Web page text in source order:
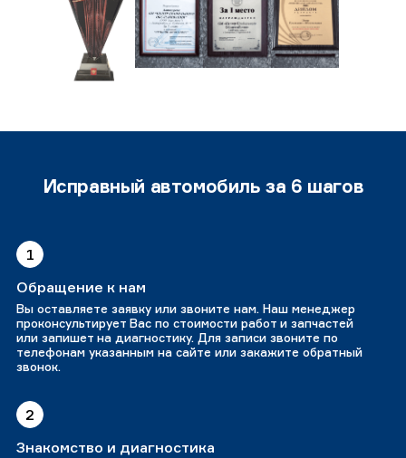
Исправный автомобиль за 6 шагов
1
Обращение к нам
Вы оставляете заявку или звоните нам. Наш менеджер
проконсультирует Вас по стоимости работ и запчастей
или запишет на диагностику. Для записи звоните по
телефонам указанным на сайте или закажите обратный
звонок.
2
Знакомство и диагностика